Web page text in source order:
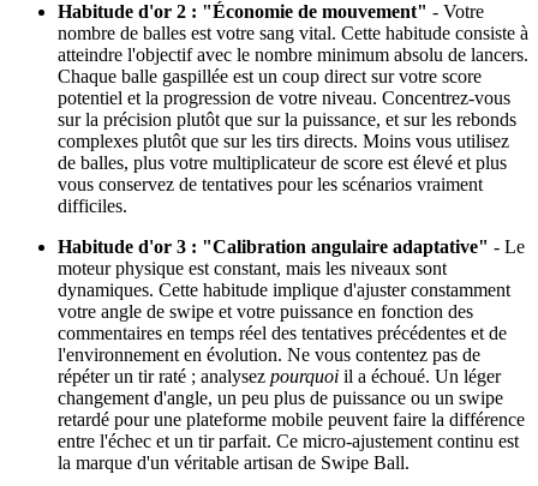
Habitude d'or 2 : "Économie de mouvement" - Votre
nombre de balles est votre sang vital. Cette habitude consiste à
atteindre l'objectif avec le nombre minimum absolu de lancers.
Chaque balle gaspillée est un coup direct sur votre score
potentiel et la progression de votre niveau. Concentrez-vous
sur la précision plutôt que sur la puissance, et sur les rebonds
complexes plutôt que sur les tirs directs. Moins vous utilisez
de balles, plus votre multiplicateur de score est élevé et plus
vous conservez de tentatives pour les scénarios vraiment
difficiles.
Habitude d'or 3 : "Calibration angulaire adaptative" - Le
moteur physique est constant, mais les niveaux sont
dynamiques. Cette habitude implique d'ajuster constamment
votre angle de swipe et votre puissance en fonction des
commentaires en temps réel des tentatives précédentes et de
l'environnement en évolution. Ne vous contentez pas de
répéter un tir raté ; analysez pourquoi il a échoué. Un léger
changement d'angle, un peu plus de puissance ou un swipe
retardé pour une plateforme mobile peuvent faire la différence
entre l'échec et un tir parfait. Ce micro-ajustement continu est
la marque d'un véritable artisan de Swipe Ball.